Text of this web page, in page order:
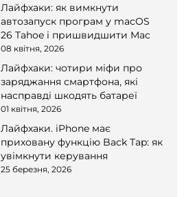
Лайфхаки: як вимкнути
автозапуск програм у macOS
26 Tahoe і пришвидшити Mac
08 квітня, 2026
Лайфхаки: чотири міфи про
заряджання смартфона, які
насправді шкодять батареї
01 квітня, 2026
Лайфхаки. iPhone має
приховану функцію Back Tap: як
увімкнути керування
25 березня, 2026